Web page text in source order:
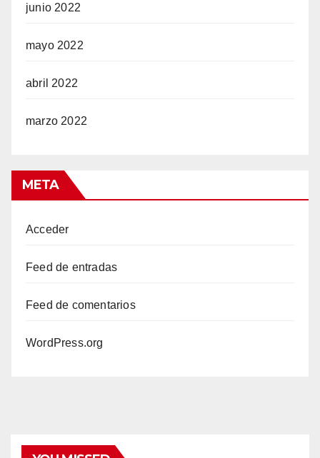
junio 2022
mayo 2022
abril 2022
marzo 2022
META
Acceder
Feed de entradas
Feed de comentarios
WordPress.org